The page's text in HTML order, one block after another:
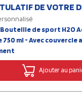
DE VOTRE
Bouteille de sport H2O
750 ml - Avec couvercle
Ajouter au